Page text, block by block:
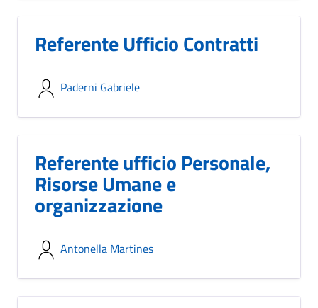
Referente Ufficio Contratti
Paderni Gabriele
Referente ufficio Personale,
Risorse Umane e
organizzazione
Antonella Martines